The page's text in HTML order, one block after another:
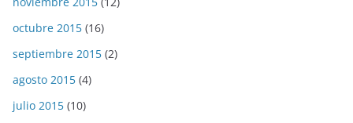
octubre 2015 (16)
septiembre 2015 (2)
agosto 2015 (4)
julio 2015 (10)